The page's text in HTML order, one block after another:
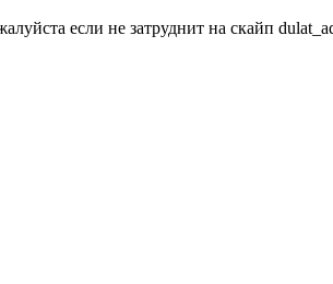
если не затруднит на скайп